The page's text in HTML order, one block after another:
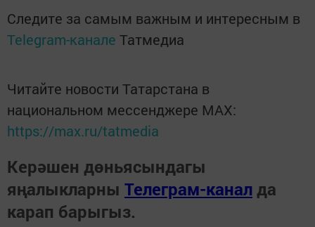
Следите за самым важным и интересным в
Telegram-канале Татмедиа
Читайте новости Татарстана в
национальном мессенджере MАХ:
https://max.ru/tatmedia
Керәшен дөньясындагы
яңалыкларны Телеграм-канал да
карап барыгыз.